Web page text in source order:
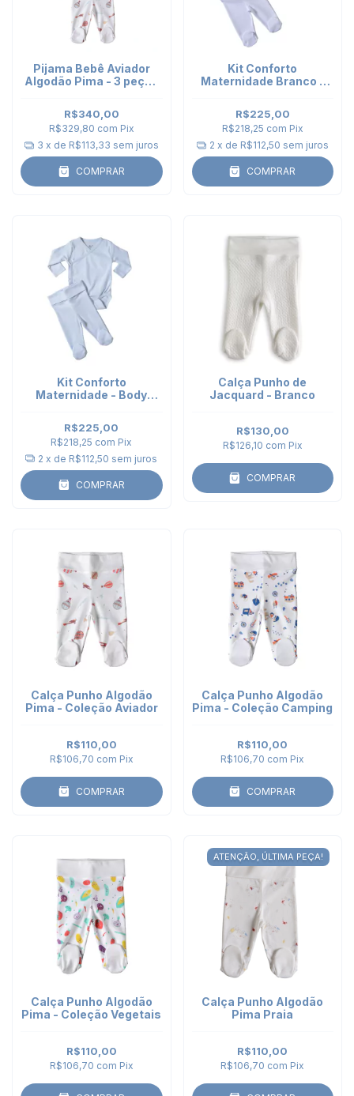
Pijama Bebê Aviador
Algodão Pima - 3 peças
R$340,00
R$329,80 com Pix
3 x de R$113,33 sem juros
COMPRAR
Kit Conforto
Maternidade Branco -
R$225,00
R$218,25 com Pix
2 x de R$112,50 sem juros
COMPRAR
Kit Conforto
Maternidade - Body
R$225,00
R$218,25 com Pix
2 x de R$112,50 sem juros
COMPRAR
Calça Punho de
Jacquard - Branco
R$130,00
R$126,10 com Pix
COMPRAR
Calça Punho Algodão
Pima - Coleção Aviador
R$110,00
R$106,70 com Pix
COMPRAR
Calça Punho Algodão
Pima - Coleção Camping
R$110,00
R$106,70 com Pix
COMPRAR
Calça Punho Algodão
Pima - Coleção Vegetais
R$110,00
R$106,70 com Pix
ATENÇÃO, ÚLTIMA PEÇA!
Calça Punho Algodão
Pima Praia
R$110,00
R$106,70 com Pix